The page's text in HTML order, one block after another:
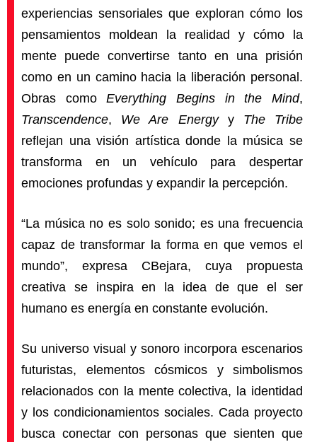
experiencias sensoriales que exploran cómo los
pensamientos moldean la realidad y cómo la
mente puede convertirse tanto en una prisión
como en un camino hacia la liberación personal.
Obras comoEverything Begins in the Mind,
Transcendence, We Are Energyy The Tribe
reflejan una visión artística donde la música se
transforma en un vehículo para despertar
emociones profundas y expandir la percepción.
“La música no es solo sonido; es una frecuencia
capaz de transformar la forma en que vemos el
mundo”, expresa CBejara, cuya propuesta
creativa se inspira en la idea de que el ser
humano es energía en constante evolución.
Su universo visual y sonoro incorpora escenarios
futuristas, elementos cósmicos y simbolismos
relacionados con la mente colectiva, la identidad
y los condicionamientos sociales. Cada proyecto
busca conectar con personas que sienten que